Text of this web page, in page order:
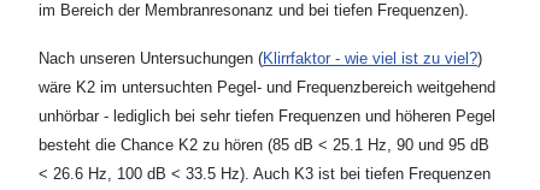
im Bereich der Membranresonanz und bei tiefen Frequenzen).
Nach unseren Untersuchungen (Klirrfaktor - wie viel ist zu viel?)
wäre K2 im untersuchten Pegel- und Frequenzbereich weitgehend
unhörbar - lediglich bei sehr tiefen Frequenzen und höheren Pegel
besteht die Chance K2 zu hören (85 dB < 25.1 Hz, 90 und 95 dB
< 26.6 Hz, 100 dB < 33.5 Hz). Auch K3 ist bei tiefen Frequenzen